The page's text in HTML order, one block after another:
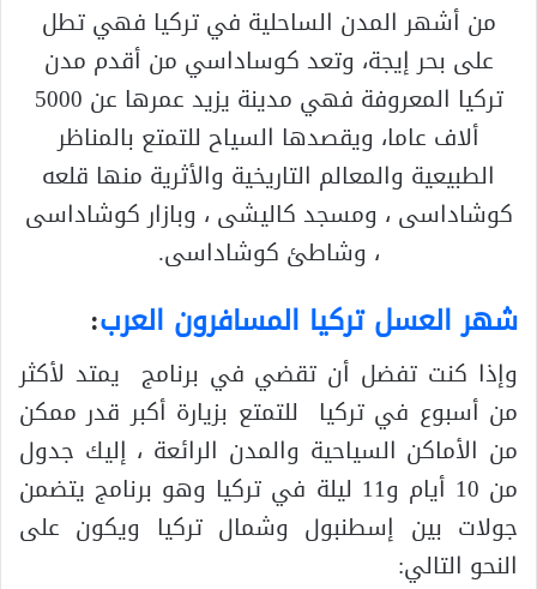
من أشهر المدن الساحلية في تركيا فهي تطل
على بحر إيجة، وتعد كوساداسي من أقدم مدن
تركيا المعروفة فهي مدينة يزيد عمرها عن 5000
ألاف عاما، ويقصدها السياح للتمتع بالمناظر
الطبيعية والمعالم التاريخية والأثرية منها قلعه
كوشاداسى ، ومسجد كاليشى ، وبازار كوشاداسى
، وشاطئ كوشاداسى.
شهر العسل تركيا المسافرون العرب:
وإذا كنت تفضل أن تقضي في برنامج يمتد لأكثر
من أسبوع في تركيا للتمتع بزيارة أكبر قدر ممكن
من الأماكن السياحية والمدن الرائعة ، إليك جدول
من 10 أيام و11 ليلة في تركيا وهو برنامج يتضمن
جولات بين إسطنبول وشمال تركيا ويكون على
النحو التالي: